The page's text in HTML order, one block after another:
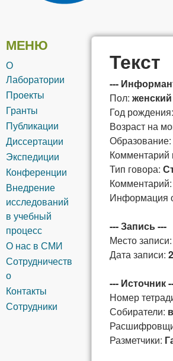
общей и
сибирской
Текст
---
Пол:женский
Год рождения:
Возраст на
Образование:
Тип говора:
Комментарий:
Информация
--- Запись ---
Место
Дата записи:
--- Источник
Номер
Собиратели:
Разметчики:
МЕНЮ
О
Лаборатории
Проекты
Гранты
Публикации
Диссертации
Экспедиции
Конференции
Внедрение
исследований
в учебный
процесс
О нас в СМИ
Сотрудничеств
о
Контакты
Сотрудники